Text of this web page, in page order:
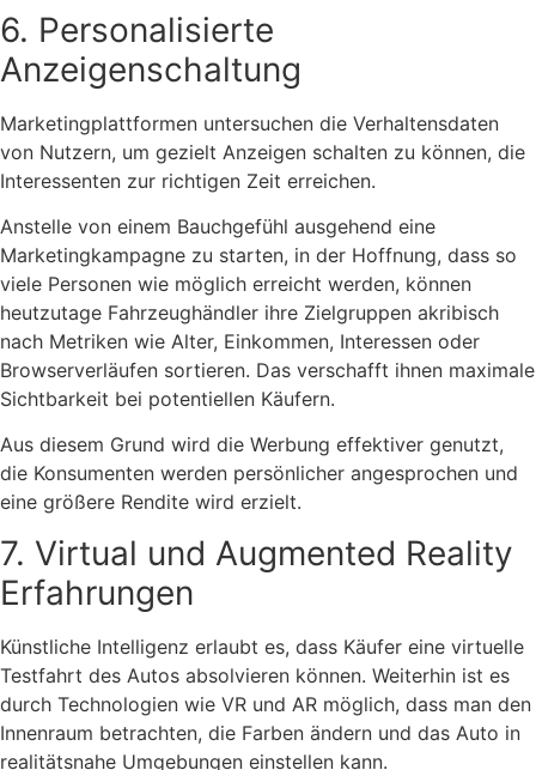
6. Personalisierte
Anzeigenschaltung
Marketingplattformen untersuchen die Verhaltensdaten
von Nutzern, um gezielt Anzeigen schalten zu können, die
Interessenten zur richtigen Zeit erreichen.
Anstelle von einem Bauchgefühl ausgehend eine
Marketingkampagne zu starten, in der Hoffnung, dass so
viele Personen wie möglich erreicht werden, können
heutzutage Fahrzeughändler ihre Zielgruppen akribisch
nach Metriken wie Alter, Einkommen, Interessen oder
Browserverläufen sortieren. Das verschafft ihnen maximale
Sichtbarkeit bei potentiellen Käufern.
Aus diesem Grund wird die Werbung effektiver genutzt,
die Konsumenten werden persönlicher angesprochen und
eine größere Rendite wird erzielt.
7. Virtual und Augmented Reality
Erfahrungen
Künstliche Intelligenz erlaubt es, dass Käufer eine virtuelle
Testfahrt des Autos absolvieren können. Weiterhin ist es
durch Technologien wie VR und AR möglich, dass man den
Innenraum betrachten, die Farben ändern und das Auto in
realitätsnahe Umgebungen einstellen kann.